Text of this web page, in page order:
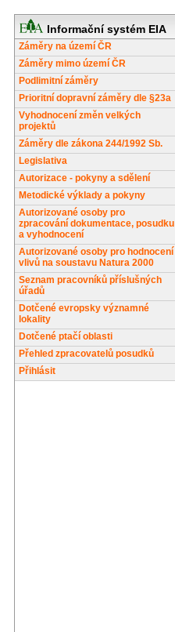
Informační systém EIA
Záměry na území ČR
Záměry mimo území ČR
Podlimitní záměry
Prioritní dopravní záměry dle §23a
Vyhodnocení změn velkých
projektů
Záměry dle zákona 244/1992 Sb.
Legislativa
Autorizace - pokyny a sdělení
Metodické výklady a pokyny
Autorizované osoby pro
zpracování dokumentace, posudku
a vyhodnocení
Autorizované osoby pro hodnocení
vlivů na soustavu Natura 2000
Seznam pracovníků příslušných
úřadů
Dotčené evropsky významné
lokality
Dotčené ptačí oblasti
Přehled zpracovatelů posudků
Přihlásit